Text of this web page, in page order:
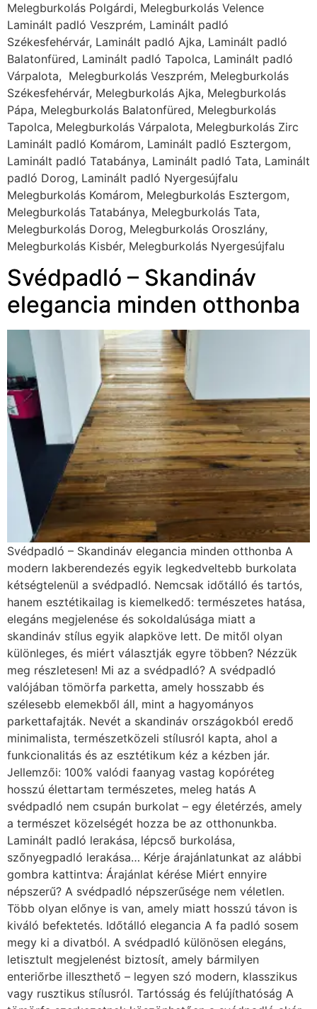
Melegburkolás Polgárdi, Melegburkolás Velence
Laminált padló Veszprém, Laminált padló
Székesfehérvár, Laminált padló Ajka, Laminált padló
Balatonfüred, Laminált padló Tapolca, Laminált padló
Várpalota, Melegburkolás Veszprém, Melegburkolás
Székesfehérvár, Melegburkolás Ajka, Melegburkolás
Pápa, Melegburkolás Balatonfüred, Melegburkolás
Tapolca, Melegburkolás Várpalota, Melegburkolás Zirc
Laminált padló Komárom, Laminált padló Esztergom,
Laminált padló Tatabánya, Laminált padló Tata, Laminált
padló Dorog, Laminált padló Nyergesújfalu
Melegburkolás Komárom, Melegburkolás Esztergom,
Melegburkolás Tatabánya, Melegburkolás Tata,
Melegburkolás Dorog, Melegburkolás Oroszlány,
Melegburkolás Kisbér, Melegburkolás Nyergesújfalu
Svédpadló – Skandináv
elegancia minden otthonba
Svédpadló – Skandináv elegancia minden otthonba A
modern lakberendezés egyik legkedveltebb burkolata
kétségtelenül a svédpadló. Nemcsak időtálló és tartós,
hanem esztétikailag is kiemelkedő: természetes hatása,
elegáns megjelenése és sokoldalúsága miatt a
skandináv stílus egyik alapköve lett. De mitől olyan
különleges, és miért választják egyre többen? Nézzük
meg részletesen! Mi az a svédpadló? A svédpadló
valójában tömörfa parketta, amely hosszabb és
szélesebb elemekből áll, mint a hagyományos
parkettafajták. Nevét a skandináv országokból eredő
minimalista, természetközeli stílusról kapta, ahol a
funkcionalitás és az esztétikum kéz a kézben jár.
Jellemzői: 100% valódi faanyag vastag kopóréteg
hosszú élettartam természetes, meleg hatás A
svédpadló nem csupán burkolat – egy életérzés, amely
a természet közelségét hozza be az otthonunkba.
Laminált padló lerakása, lépcső burkolása,
szőnyegpadló lerakása… Kérje árajánlatunkat az alábbi
gombra kattintva: Árajánlat kérése Miért ennyire
népszerű? A svédpadló népszerűsége nem véletlen.
Több olyan előnye is van, amely miatt hosszú távon is
kiváló befektetés. Időtálló elegancia A fa padló sosem
megy ki a divatból. A svédpadló különösen elegáns,
letisztult megjelenést biztosít, amely bármilyen
enteriőrbe illeszthető – legyen szó modern, klasszikus
vagy rusztikus stílusról. Tartósság és felújíthatóság A